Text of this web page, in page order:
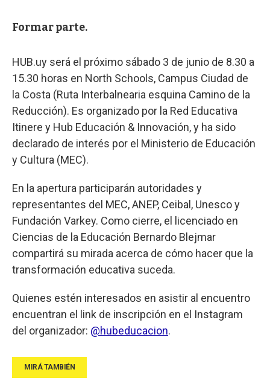
Formar parte.
HUB.uy será el próximo sábado 3 de junio de 8.30 a
15.30 horas en North Schools, Campus Ciudad de
la Costa (Ruta Interbalnearia esquina Camino de la
Reducción). Es organizado por la Red Educativa
Itinere y Hub Educación & Innovación, y ha sido
declarado de interés por el Ministerio de Educación
y Cultura (MEC).
En la apertura participarán autoridades y
representantes del MEC, ANEP, Ceibal, Unesco y
Fundación Varkey. Como cierre, el licenciado en
Ciencias de la Educación Bernardo Blejmar
compartirá su mirada acerca de cómo hacer que la
transformación educativa suceda.
Quienes estén interesados en asistir al encuentro
encuentran el link de inscripción en el Instagram
del organizador: @hubeducacion.